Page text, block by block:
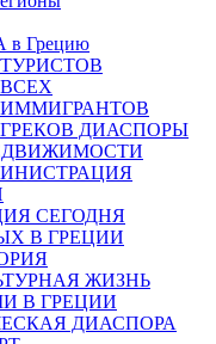
в Грецию
ДИАСПОРЫ
СЕГОДНЯ
В ГРЕЦИИ
ЖИЗНЬ
В ГРЕЦИИ
ДИАСПОРА